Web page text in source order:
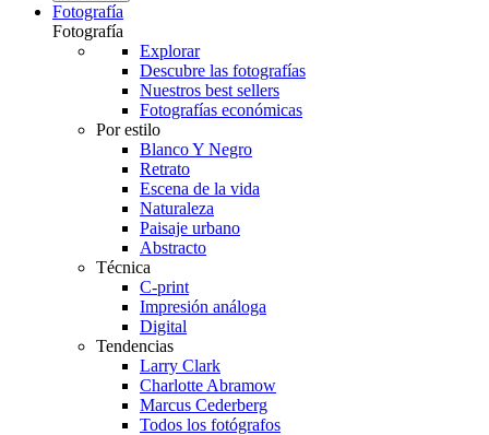
Fotografía
Fotografía
Explorar
Descubre las fotografías
Nuestros best sellers
Fotografías económicas
Por estilo
Blanco Y Negro
Retrato
Escena de la vida
Naturaleza
Paisaje urbano
Abstracto
Técnica
C-print
Impresión análoga
Digital
Tendencias
Larry Clark
Charlotte Abramow
Marcus Cederberg
Todos los fotógrafos